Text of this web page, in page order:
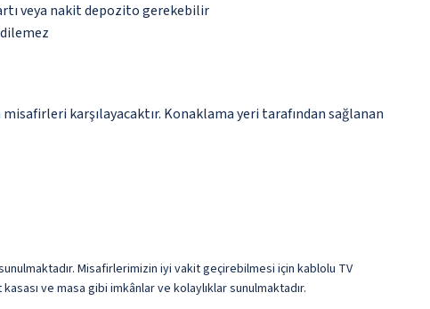
veya nakit depozito gerekebilir
karşılayacaktır. Konaklama yeri tarafından sağlanan
Misafirlerimizin iyi vakit geçirebilmesi için kablolu TV
ve masa gibi imkânlar ve kolaylıklar sunulmaktadır.